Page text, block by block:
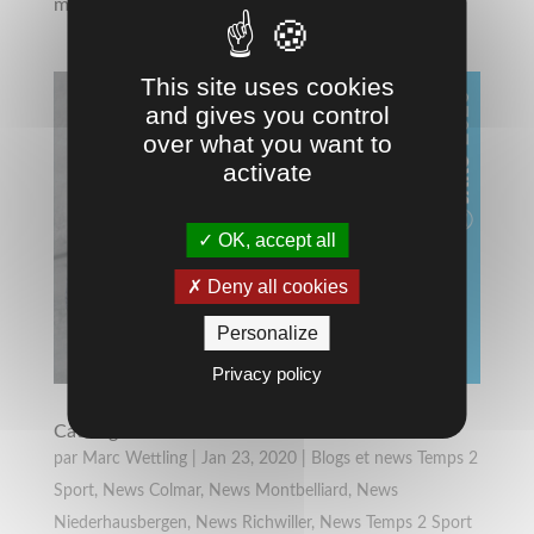
marque Puma est disponible à la...
Catalogue Jako 2020 est là
par Marc Wettling| Jan 23, 2020|
Blogs et news Temps 2
Sport, News Colmar, News Montbelliard , News
Niederhausbergen, News Richwiller, News Temps 2 Sport
This site uses cookies
and gives you control
over what you want to
activate
OK, accept all
Deny all cookies
Personalize
Privacy policy